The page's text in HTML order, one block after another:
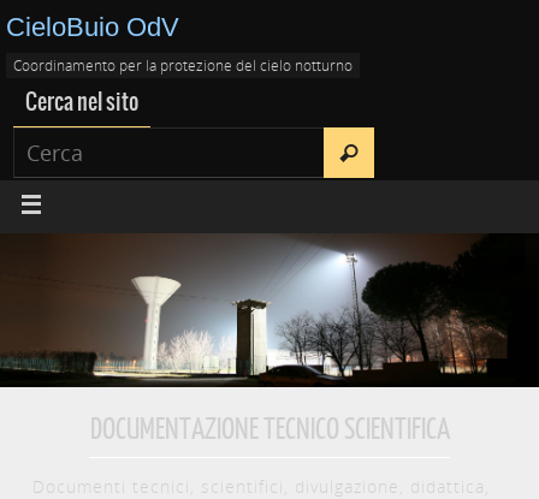
CieloBuio OdV
Coordinamento per la protezione del cielo notturno
Cerca nel sito
DOCUMENTAZIONE TECNICO SCIENTIFICA
Documenti tecnici, scientifici, divulgazione, didattica,